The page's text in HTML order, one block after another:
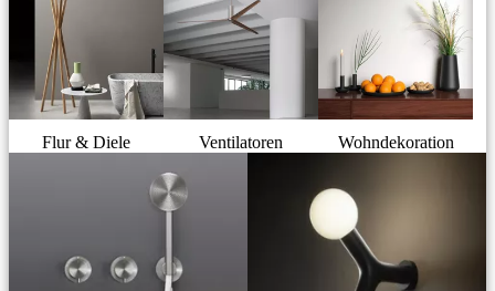
Flur & Diele Ventilatoren Wohndekoration